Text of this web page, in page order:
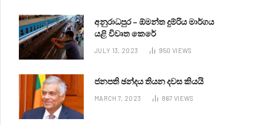
අනුරාධපුර – ඕමන්ත දුම්රිය මාර්ගය
යළි විවෘත කෙරේ
JULY 13, 2023 950 VIEWS
ජනපති ඡන්දය තියන දවස කියයි
MARCH 7, 2023 867 VIEWS